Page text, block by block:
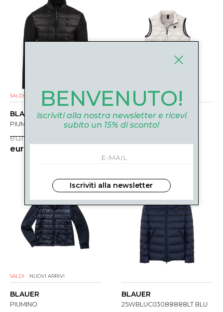
SALDI NUOVI ARRIVI
BLAUER
PIUMINO
eur 198.00
eur 138.00
SALDI NUOVI ARRIVI
BLAUER
PIUMINO
SALDI NUOVI ARRIVI
BLAUER
PIUMINO
BLAUER
25WBLUC03088888LT BLU
BENVENUTO!
iscriviti alla nostra newsletter e ricevi
subito un 15% di sconto!
Iscriviti alla newsletter